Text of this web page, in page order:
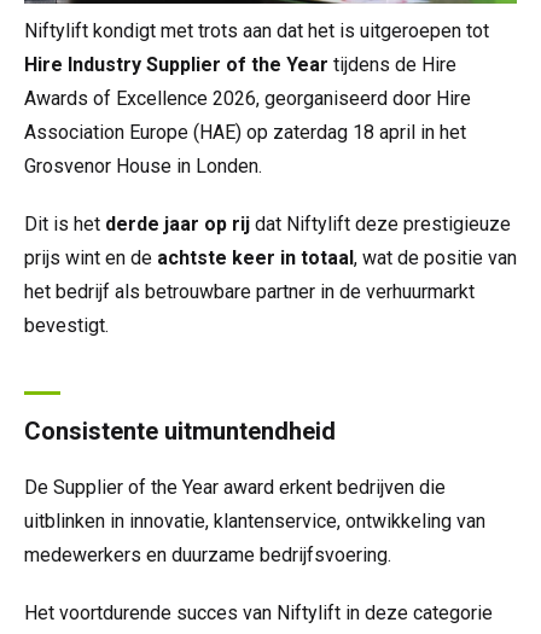
Niftylift kondigt met trots aan dat het is uitgeroepen tot
Hire Industry Supplier of the Year tijdens de Hire
Awards of Excellence 2026, georganiseerd door Hire
Association Europe (HAE) op zaterdag 18 april in het
Grosvenor House in Londen.
Dit is het derde jaar op rij dat Niftylift deze prestigieuze
prijs wint en de achtste keer in totaal , wat de positie van
het bedrijf als betrouwbare partner in de verhuurmarkt
bevestigt.
Consistente uitmuntendheid
De Supplier of the Year award erkent bedrijven die
uitblinken in innovatie, klantenservice, ontwikkeling van
medewerkers en duurzame bedrijfsvoering.
Het voortdurende succes van Niftylift in deze categorie